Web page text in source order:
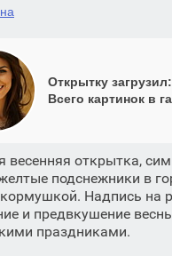
Открытку загрузил:
Всего картинок в
весенняя открытка,
подснежники в
Надпись на
и предвкушение
праздниками.